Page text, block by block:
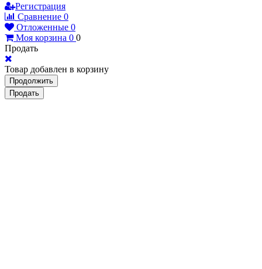
Регистрация
Сравнение 0
Отложенные 0
Моя корзина 0 0
Продать
Товар добавлен в корзину
Продолжить
Продать